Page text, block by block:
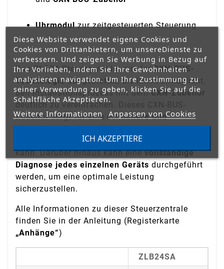
Uhrmodulzur zeitgesteuerten Steuerung
Das ZLB24-Steuergerät ist mit derCXN-BUS-
Technologieausgestattet, die Ihnen ermöglicht,
den Installationsprozess mit demCXN-Zubehör
deutlich zu vereinfachen. Dieses CXN-BUS-
Zubehör sorgt für eine schnellere und
einfachere Einrichtung, wobei jedes Gerät nach
der Installation problemlos konfiguriert werden
kann. Darüber hinaus kann einevollständige
Diagnose jedes einzelnen Geräts durchgeführt
werden, um eine optimale Leistung
sicherzustellen.
Alle Informationen zu dieser Steuerzentrale
finden Sie in der Anleitung (Registerkarte
„Anhänge“)
ZLB24SA
Diese Website verwendet eigene Cookies und
Cookies von Drittanbietern, um unsereDienste zu
verbessern. Und zeigen Sie Werbung in Bezug auf
Ihre Vorlieben, indem Sie Ihre Gewohnheiten
analysieren navigation. Um Ihre Zustimmung zu
seiner Verwendung zu geben, klicken Sie auf die
Schaltfläche Akzeptieren.
Weitere Informationen Anpassen von Cookies
ICH AKZEPTIERE